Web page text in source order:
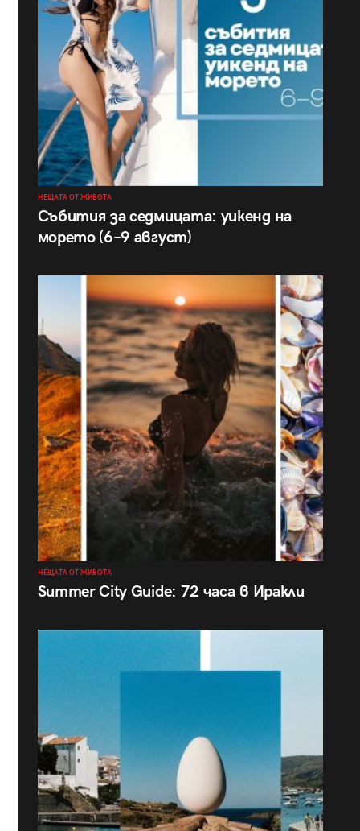
НЕЩАТА ОТ ЖИВОТА
Събития за седмицата: уикенд на
морето (6–9 август)
НЕЩАТА ОТ ЖИВОТА
Summer City Guide: 72 часа в Иракли